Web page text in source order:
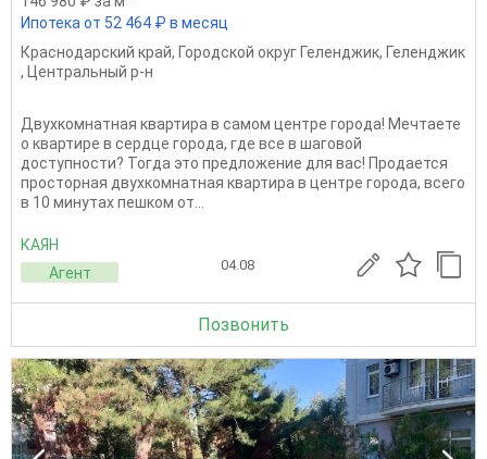
Ипотека от 52 464 ₽ в месяц
Краснодарский край, Городской округ Геленджик, Геленджик
, Центральный р-н
Двухкомнатная квартира в самом центре города! Мечтаете
о квартире в сердце города, где все в шаговой
доступности? Тогда это предложение для вас! Продается
просторная двухкомнатная квартира в центре города, всего
в 10 минутах пешком от...
КАЯН
Агент
04.08
Позвонить